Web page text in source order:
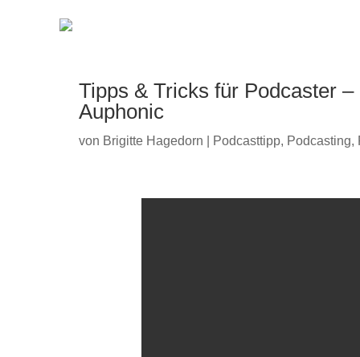
Tipps & Tricks für Podcaster
Auphonic
von Brigitte Hagedorn Podcasttipp, Podcasting,